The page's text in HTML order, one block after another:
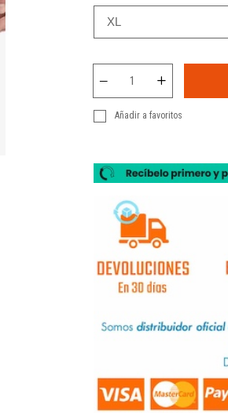
Añadir a favoritos